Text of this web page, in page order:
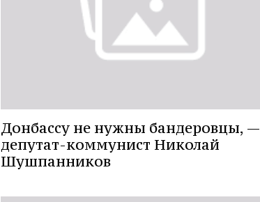
Донбассу не нужны бандеровцы, —
депутат-коммунист Николай
Шушпанников